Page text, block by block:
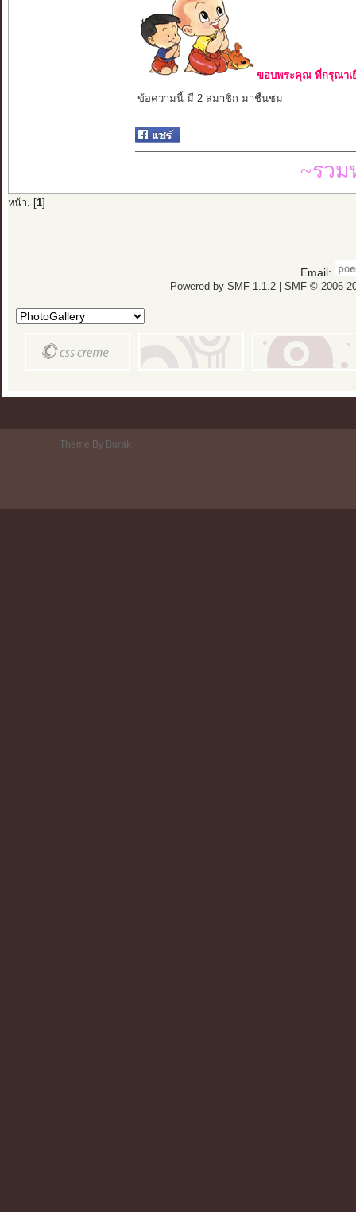
ขอบพระคุณ ที่กรุณาเ
ข้อความนี้ มี 2 สมาชิก มาชื่นชม
~รวม
หน้า: [ 1]
Email:
Powered by SMF 1.1.2| SMF © 2006-
Theme By Burak